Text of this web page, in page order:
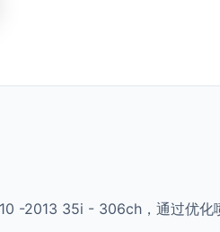
-2013 35i - 306ch，通过优化